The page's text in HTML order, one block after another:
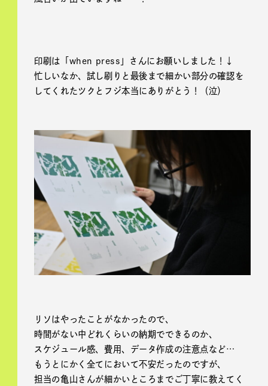
印刷は「when press」さんにお願いしました！↓
忙しいなか、試し刷りと最後まで細かい部分の確認を
してくれたツクとフジ本当にありがとう！（泣）
リソはやったことがなかったので、
時間がない中どれくらいの納期でできるのか、
スケジュール感、費用、データ作成の注意点など…
もうとにかく全てにおいて不安だったのですが、
担当の亀山さんが細かいところまでご丁寧に教えてく